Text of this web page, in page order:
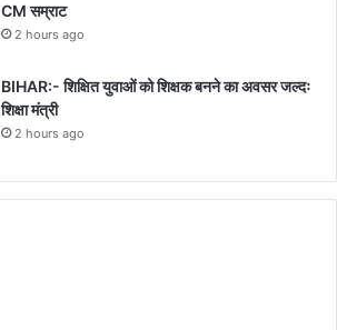
CM सम्राट
2 hours ago
BIHAR:- शिक्षित युवाओं को शिक्षक बनने का अवसर जल्दः
शिक्षा मंत्री
2 hours ago